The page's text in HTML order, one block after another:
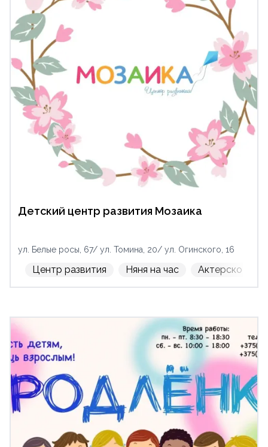
Детский центр развития Мозаика
ул. Белые росы, 67/ ул. Томина, 20/ ул. Огинского, 16
Центр развития Няня на час Актерское